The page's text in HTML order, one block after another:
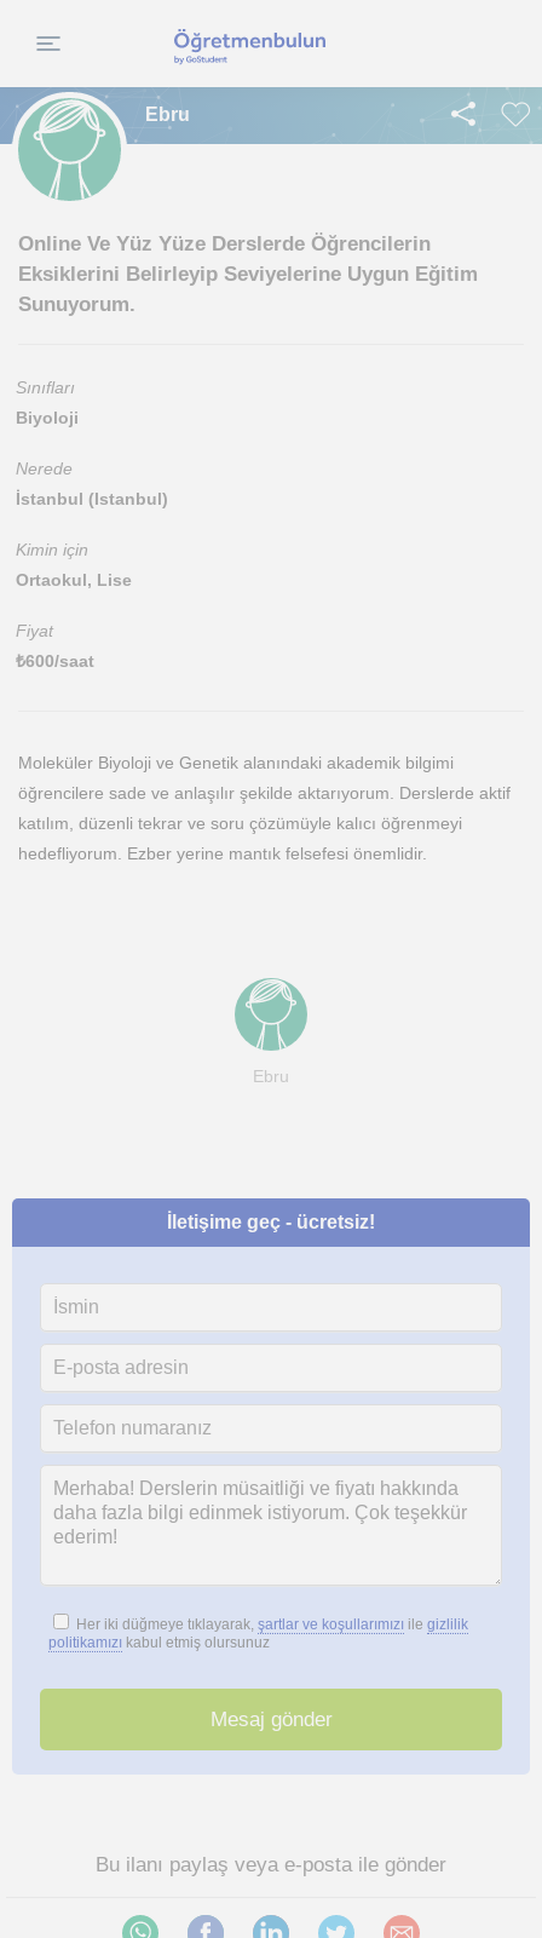
Ebru
Online Ve Yüz Yüze Derslerde Öğrencilerin
Eksiklerini Belirleyip Seviyelerine Uygun Eğitim
Sunuyorum.
Sınıfları
Biyoloji
Nerede
İstanbul (Istanbul)
Kimin için
Ortaokul, Lise
Fiyat
₺600/saat
Moleküler Biyoloji ve Genetik alanındaki akademik bilgimi
öğrencilere sade ve anlaşılır şekilde aktarıyorum. Derslerde aktif
katılım, düzenli tekrar ve soru çözümüyle kalıcı öğrenmeyi
hedefliyorum. Ezber yerine mantık felsefesi önemlidir.
Ebru
İletişime geç - ücretsiz!
Her iki düğmeye tıklayarak, şartlar ve koşullarımızı ile gizlilik
politikamızı kabul etmiş olursunuz
Bu ilanı paylaş veya e-posta ile gönder